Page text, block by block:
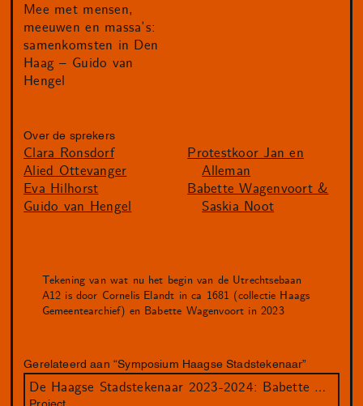
Mee met mensen,
meeuwen en massa’s:
samenkomsten in Den
Haag – Guido van
Hengel
Over de sprekers
Clara Ronsdorf
Alied Ottevanger
Eva Hilhorst
Guido van Hengel
Protestkoor Jan en
Alleman
Babette Wagenvoort &
Saskia Noot
Tekening van wat nu het begin van de Utrechtsebaan
A12 is door Cornelis Elandt in ca 1681 (collectie Haags
Gemeentearchief) en Babette Wagenvoort in 2023
Gerelateerd aan “Symposium Haagse Stadstekenaar”
De Haagse Stadstekenaar 2023-2024: Babette Wagenvoort
Project